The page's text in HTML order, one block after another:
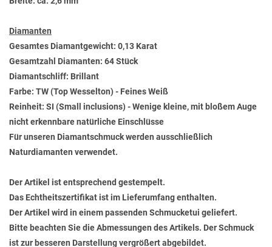
Diamanten
Gesamtes Diamantgewicht: 0,13 Karat
Gesamtzahl Diamanten: 64 Stück
Diamantschliff: Brillant
Farbe: TW (Top Wesselton) - Feines Weiß
Reinheit: SI (Small inclusions) - Wenige kleine, mit bloßem Auge
nicht erkennbare natürliche Einschlüsse
Für unseren Diamantschmuck werden ausschließlich
Naturdiamanten verwendet.
Der Artikel ist entsprechend gestempelt.
Das Echtheitszertifikat ist im Lieferumfang enthalten.
Der Artikel wird in einem passenden Schmucketui geliefert.
Bitte beachten Sie die Abmessungen des Artikels. Der Schmuck
ist zur besseren Darstellung vergrößert abgebildet.